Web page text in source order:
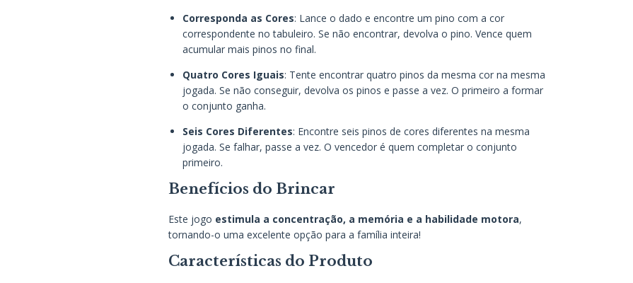
Corresponda as Cores: Lance o dado e encontre um pino com a cor
correspondente no tabuleiro. Se não encontrar, devolva o pino. Vence quem
acumular mais pinos no final.
Quatro Cores Iguais: Tente encontrar quatro pinos da mesma cor na mesma
jogada. Se não conseguir, devolva os pinos e passe a vez. O primeiro a formar
o conjunto ganha.
Seis Cores Diferentes: Encontre seis pinos de cores diferentes na mesma
jogada. Se falhar, passe a vez. O vencedor é quem completar o conjunto
primeiro.
Benefícios do Brincar
Este jogo estimula a concentração, a memória e a habilidade motora,
tornando-o uma excelente opção para a família inteira!
Características do Produto